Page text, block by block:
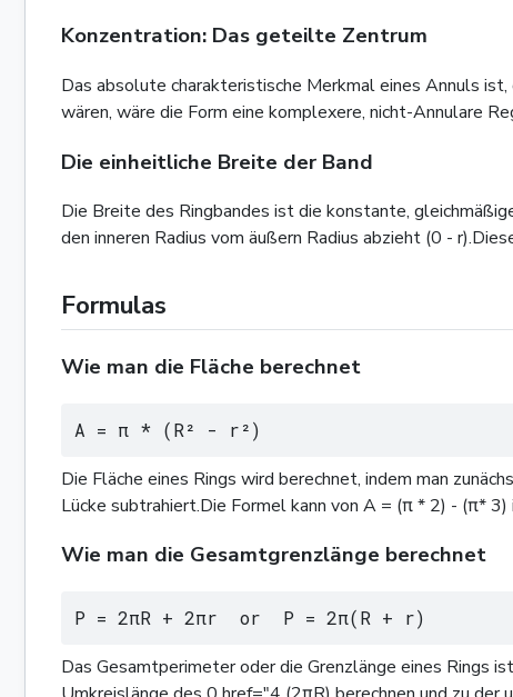
Konzentration: Das geteilte Zentrum
Das absolute charakteristische Merkmal eines Annuls
wären, wäre die Form eine komplexere, nicht-Annulare
Die einheitliche Breite der Band
Die Breite des Ringbandes ist die konstante,
den inneren Radius vom äußern Radius abzieht (0 -
Formulas
Wie man die Fläche berechnet
A = π * (R² - r²)
Die Fläche eines Rings wird berechnet, indem man
Lücke subtrahiert.Die Formel kann von A = (π * 2) - (π*
Wie man die Gesamtgrenzlänge berechnet
P = 2πR + 2πr  or  P = 2π(R + r)
Das Gesamtperimeter oder die Grenzlänge eines Rings